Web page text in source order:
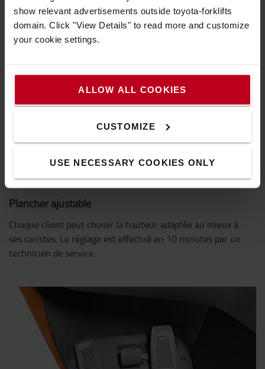
show relevant advertisements outside toyota-forklifts
domain. Click "View Details" to read more and customize
your cookie settings.
ALLOW ALL COOKIES
CUSTOMIZE
USE NECESSARY COOKIES ONLY
Plancher ajustable
Chaque client peut choisir la hauteur adaptée au mieux à
ses caristes. Le réglage est effectué en 10 minutes par un
technicien de service.